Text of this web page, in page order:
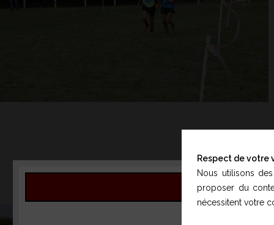
Respect de votre
Nous utilisons
proposer du
nécessitent votre